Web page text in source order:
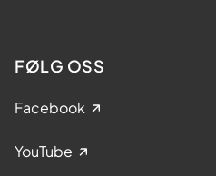
FØLG OSS
Facebook
YouTube